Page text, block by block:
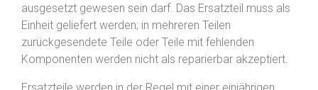
ausgesetzt gewesen sein darf. Das Ersatzteil muss als
Einheit geliefert werden; in mehreren Teilen
zurückgesendete Teile oder Teile mit fehlenden
Komponenten werden nicht als reparierbar akzeptiert.